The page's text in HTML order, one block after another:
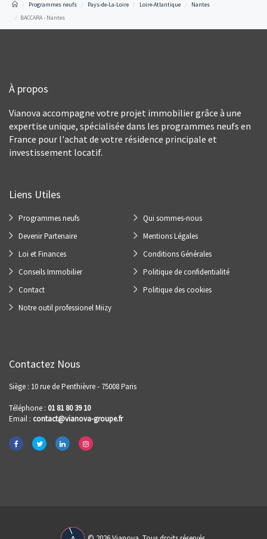
Programmes neufs Pays-de-La-Loire Loire-Atlantique
Nantes
BACCARA - Nantes
À propos
Vianova accompagne votre projet immobilier grâce à une
expertise unique, spécialisée dans les programmes neufs en
France pour l'achat de votre résidence principale et
investissement locatif.
Liens Utiles
Programmes neufs
Devenir Partenaire
Loi et Finances
Conseils Immobilier
Contact
Notre outil professionel Miizy
Qui sommes-nous
Mentions Légales
Conditions Générales
Politique de confidentialité
Politique des cookies
Contactez Nous
Siège : 10 rue de Penthièvre - 75008 Paris
Téléphone : 01 81 80 39 10
Email : contact@vianova-groupe.fr